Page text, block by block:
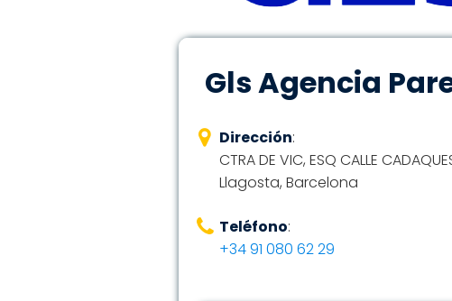
Gls Agencia
Dirección:
CTRA DE VIC, ESQ CALLE
Llagosta, Barcelona
Teléfono:
+34 91 080 62 29